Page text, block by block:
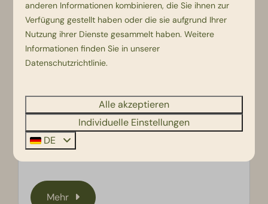
Animation & Theater
Theatershows, Musicals und ein breit
gefächertes Animationsprogramm!
Mehr
anderen Informationen kombinieren, die Sie ihnen zur
Verfügung gestellt haben oder die sie aufgrund Ihrer
Nutzung ihrer Dienste gesammelt haben. Weitere
Informationen finden Sie in unserer
Datenschutzrichtlinie.
Alle akzeptieren
Individuelle Einstellungen
DE